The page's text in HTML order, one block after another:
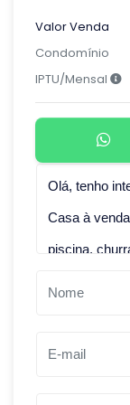
Valor Venda
Condomínio
IPTU/Mensal